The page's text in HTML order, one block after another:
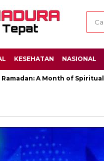
KESEHATAN NASIONAL
A Month of Spiritual